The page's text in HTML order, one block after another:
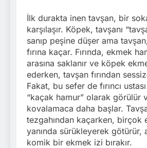
İlk durakta inen tavşan, bir
karşılaşır. Köpek, tavşanı
sanıp peşine düşer ama
fırına kaçar. Fırında, ekmek
arasına saklanır ve köpek
ederken, tavşan fırından
Fakat, bu sefer de fırıncı
“kaçak hamur” olarak görülür
kovalamaca daha başlar.
tezgahından kaçarken, birçok
yanında sürükleyerek götürür,
komik bir ekmek izi bırakır.